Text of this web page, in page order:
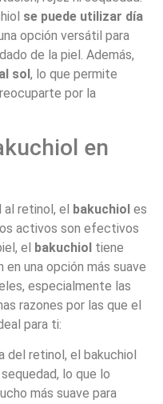
se puede utilizar día
opción versátil para
de la piel. Además,
sol , lo que permite
por la
en
al retinol, el bakuchiol es
activos son efectivos
el bakuchiol tiene
una opción más suave
especialmente las
razones por las que el
para ti:
del retinol, el bakuchiol
lo que lo
más suave para